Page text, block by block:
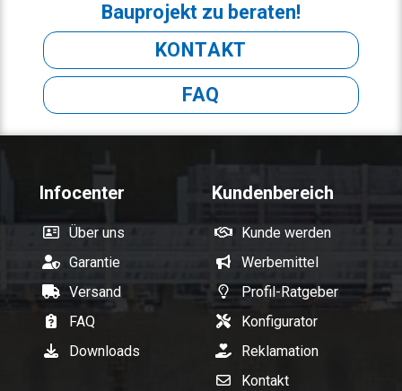
Bauprojekt zu beraten!
KONTAKT
FAQ
Infocenter
Über uns
Garantie
Versand
FAQ
Downloads
Kundenbereich
Kunde werden
Werbemittel
Profil-Ratgeber
Konfigurator
Reklamation
Kontakt